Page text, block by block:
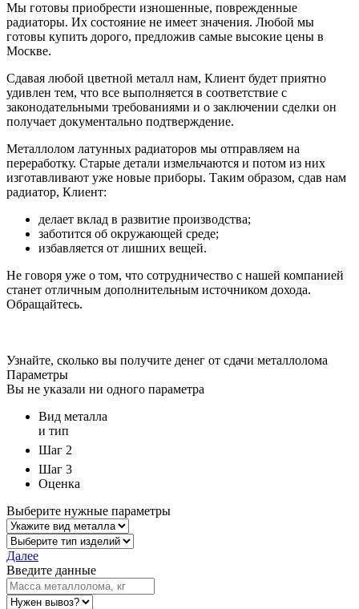
Мы готовы приобрести изношенные, поврежденные
радиаторы. Их состояние не имеет значения. Любой мы
готовы купить дорого, предложив самые высокие цены в
Москве.
Сдавая любой цветной металл нам, Клиент будет приятно
удивлен тем, что все выполняется в соответствие с
законодательными требованиями и о заключении сделки он
получает документально подтверждение.
Металлолом латунных радиаторов мы отправляем на
переработку. Старые детали измельчаются и потом из них
изготавливают уже новые приборы. Таким образом, сдав нам
радиатор, Клиент:
делает вклад в развитие производства;
заботится об окружающей среде;
избавляется от лишних вещей.
Не говоря уже о том, что сотрудничество с нашей компанией
станет отличным дополнительным источником дохода.
Обращайтесь.
Узнайте, сколько вы получите денег от сдачи металлолома
Параметры
Вы не указали ни одного параметра
Вид металла
и тип
Шаг 2
Шаг 3
Оценка
Выберите нужные параметры
Далее
Введите данные